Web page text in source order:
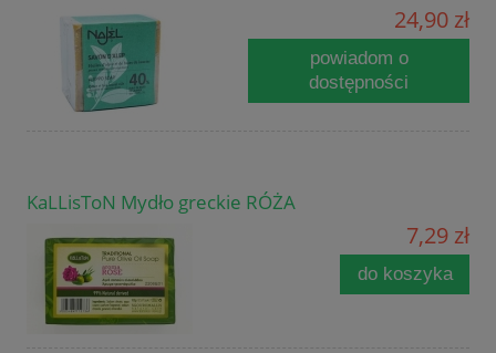
24,90 zł
powiadom o
dostępności
KaLLisToN Mydło greckie RÓŻA
7,29 zł
do koszyka